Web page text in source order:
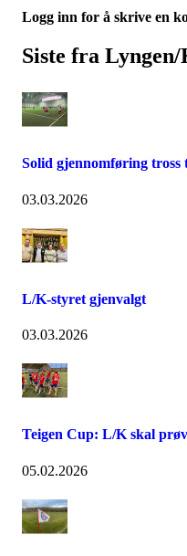
Logg inn for å skrive en
Siste fra
Solid gjennomføring tross
03.03.2026
L/K-styret gjenvalgt
03.03.2026
Teigen Cup: L/K skal
05.02.2026